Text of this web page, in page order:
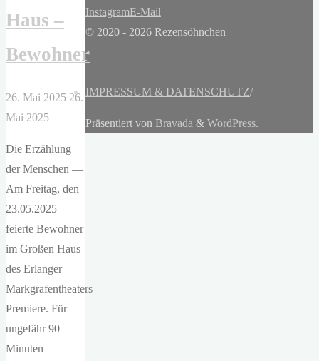
Haus –
Bewohner
26. Mai 2025 26.
Mai 2025
Die Erzählung
der Menschen —
Am Freitag, den
23.05.2025
feierte Bewohner
im Großen Haus
des Erlanger
Markgrafentheaters
Premiere. Für
ungefähr 90
Minuten
InstagramE-Mail
© 2020 - 2026 Rezensöhnchen
IMPRESSUM & DATENSCHUTZ/
Präsentiert von Bravada & WordPress.